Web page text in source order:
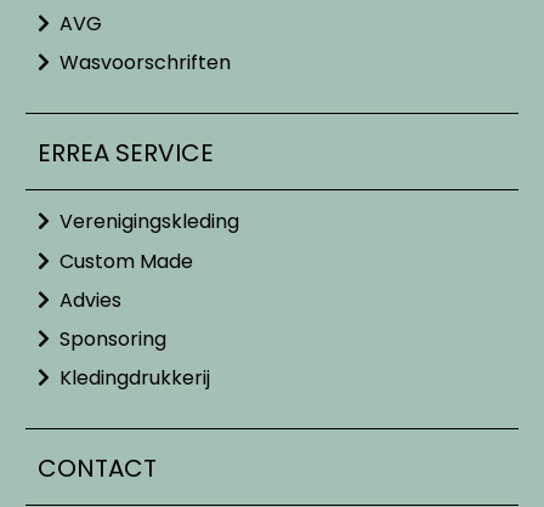
AVG
Wasvoorschriften
ERREA SERVICE
Verenigingskleding
Custom Made
Advies
Sponsoring
Kledingdrukkerij
CONTACT